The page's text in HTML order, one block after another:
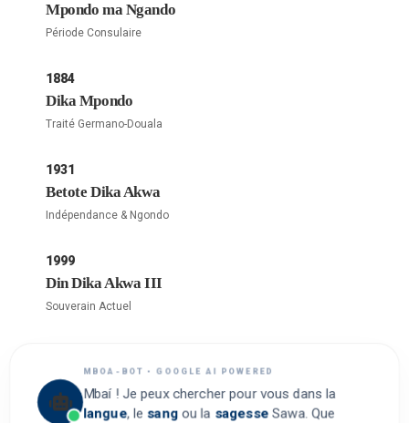
Mpondo ma Ngando
Période Consulaire
1884
Dika Mpondo
Traité Germano-Douala
1931
Betote Dika Akwa
Indépendance & Ngondo
1999
Din Dika Akwa III
Souverain Actuel
MBOA-BOT • GOOGLE AI POWERED
Mbaí ! Je peux chercher pour vous dans la
langue, le sangou la sagesse Sawa. Que